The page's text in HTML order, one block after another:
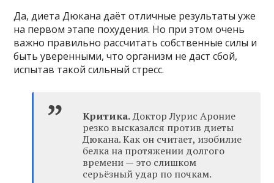
Да, диета Дюкана даёт отличные результаты уже
на первом этапе похудения. Но при этом очень
важно правильно рассчитать собственные силы и
быть уверенными, что организм не даст сбой,
испытав такой сильный стресс.
Критика.Доктор Лурис Ароние
резко высказался против диеты
Дюкана. Как он считает, изобилие
белка на протяжении долгого
времени — это слишком
серьёзный удар по почкам.